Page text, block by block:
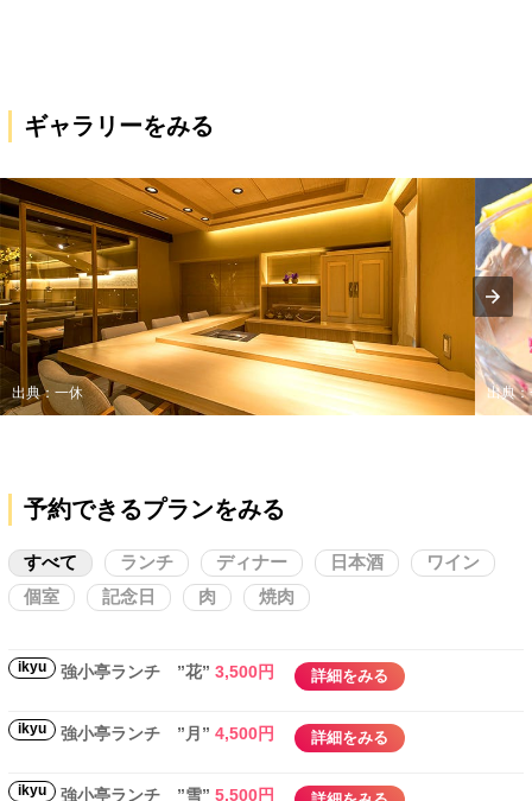
ギャラリーをみる
出典：一休 出典
予約できるプランをみる
すべて
ikyu 強小亭ランチ ”花” 3,500円 詳細をみる
ikyu 強小亭ランチ ”月” 4,500円 詳細をみる
ikyu 強小亭ランチ ”雪” 5,500円
ランチ ディナー 日本酒
ワイン
個室
記念日 肉 焼肉